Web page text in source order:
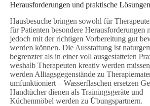
Herausforderungen und praktische Lösungen
Hausbesuche bringen sowohl für
für Patienten besondere Herausforderungen
jedoch mit der richtigen Vorbereitung gut
werden können. Die Ausstattung ist
begrenzter als in einer voll ausgestatteten
weshalb Therapeuten kreativ werden
werden Alltagsgegenstände zu
umfunktioniert – Wasserflaschen ersetzen
Handtücher dienen als Trainingsgeräte und
Küchenmöbel werden zu Übungspartnern.